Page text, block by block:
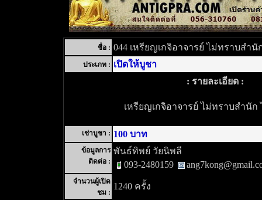
ชื่อ : 044 เหรียญเกจิอาจารย์ ไม่ทราบสำ
ประเภท : เปิดให้บูชา
: รายละเอียด :
เหรียญเกจิอาจารย์ ไม่ทราบสำนัก
เช่าบูชา : 100 บาท
ข้อมูลการ
ติดต่อ :
พันธ์ทิพย์ วัยนิพลี
093-2480159
จำนวนผู้เปิด
ชม :
1240 ครั้ง